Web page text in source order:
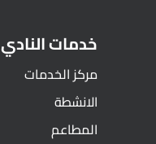
خدمات النادي
مركز الخدمات
الانشطة
المطاعم